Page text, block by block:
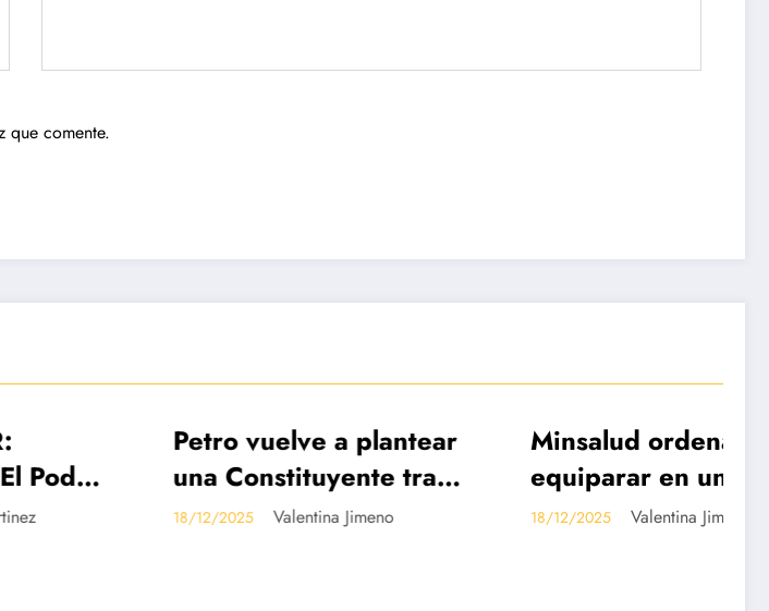
que comente.
Petro vuelve a plantear
una Constituyente tras
archivo de la reforma a
Valentina Jimeno
Minsalud ordena
equiparar en un 95%
la UPC del régimen
Valentina Jimeno